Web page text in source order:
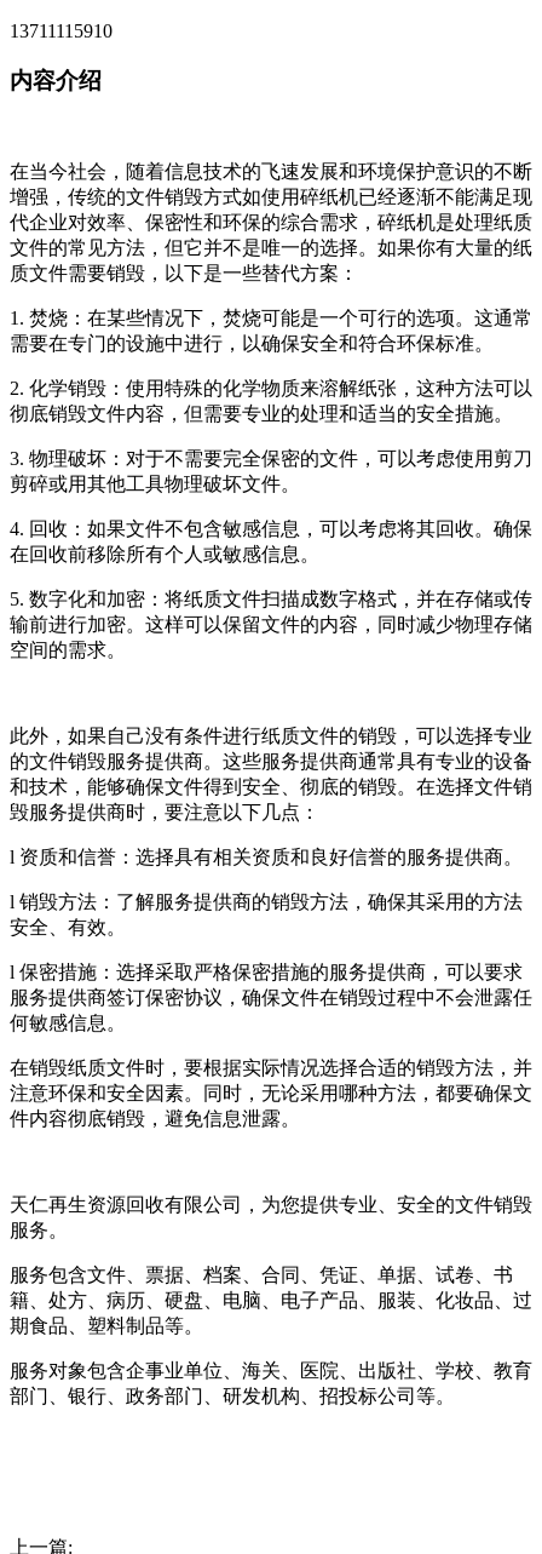
13711115910
内容介绍
在当今社会，随着信息技术的飞速发展和环境保护意识的不断
增强，传统的文件销毁方式如使用碎纸机已经逐渐不能满足现
代企业对效率、保密性和环保的综合需求，碎纸机是处理纸质
文件的常见方法，但它并不是唯一的选择。如果你有大量的纸
质文件需要销毁，以下是一些替代方案：
1. 焚烧：在某些情况下，焚烧可能是一个可行的选项。这通常
需要在专门的设施中进行，以确保安全和符合环保标准。
2. 化学销毁：使用特殊的化学物质来溶解纸张，这种方法可以
彻底销毁文件内容，但需要专业的处理和适当的安全措施。
3. 物理破坏：对于不需要完全保密的文件，可以考虑使用剪刀
剪碎或用其他工具物理破坏文件。
4. 回收：如果文件不包含敏感信息，可以考虑将其回收。确保
在回收前移除所有个人或敏感信息。
5. 数字化和加密：将纸质文件扫描成数字格式，并在存储或传
输前进行加密。这样可以保留文件的内容，同时减少物理存储
空间的需求。
此外，如果自己没有条件进行纸质文件的销毁，可以选择专业
的文件销毁服务提供商。这些服务提供商通常具有专业的设备
和技术，能够确保文件得到安全、彻底的销毁。在选择文件销
毁服务提供商时，要注意以下几点：
l 资质和信誉：选择具有相关资质和良好信誉的服务提供商。
l 销毁方法：了解服务提供商的销毁方法，确保其采用的方法
安全、有效。
l 保密措施：选择采取严格保密措施的服务提供商，可以要求
服务提供商签订保密协议，确保文件在销毁过程中不会泄露任
何敏感信息。
在销毁纸质文件时，要根据实际情况选择合适的销毁方法，并
注意环保和安全因素。同时，无论采用哪种方法，都要确保文
件内容彻底销毁，避免信息泄露。
天仁再生资源回收有限公司，为您提供专业、安全的文件销毁
服务。
服务包含文件、票据、档案、合同、凭证、单据、试卷、书
籍、处方、病历、硬盘、电脑、电子产品、服装、化妆品、过
期食品、塑料制品等。
服务对象包含企事业单位、海关、医院、出版社、学校、教育
部门、银行、政务部门、研发机构、招投标公司等。
上一篇: